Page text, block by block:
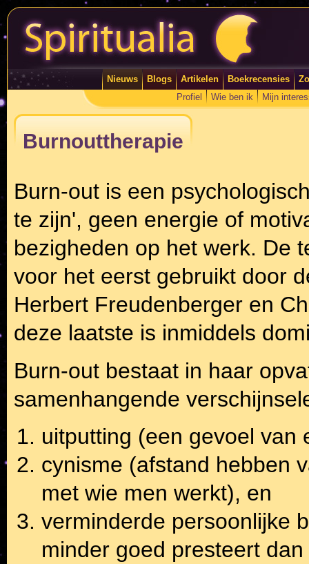
Nieuws Blogs Artikelen Boekrecensies
Profiel
Wie ben ik Mijn
Burnouttherapie
Burn-out is een
te zijn', geen energie of
bezigheden op het werk. De
voor het eerst gebruikt door
Herbert Freudenberger en
deze laatste is inmiddels
Burn-out bestaat in haar
samenhangende
uitputting (een gevoel van
cynisme (afstand hebben
met wie men werkt), en
verminderde persoonlijke
minder goed presteert